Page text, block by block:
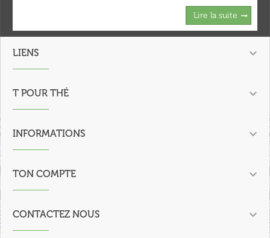
Lire la suite
LIENS 
T POUR THÉ 
INFORMATIONS 
TON COMPTE 
CONTACTEZ NOUS 